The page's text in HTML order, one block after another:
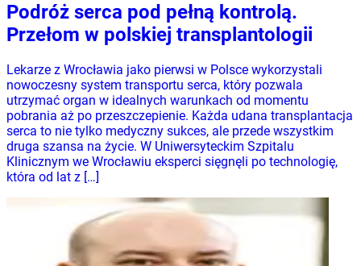
Podróż serca pod pełną kontrolą.
Przełom w polskiej transplantologii
Lekarze z Wrocławia jako pierwsi w Polsce wykorzystali
nowoczesny system transportu serca, który pozwala
utrzymać organ w idealnych warunkach od momentu
pobrania aż po przeszczepienie. Każda udana transplantacja
serca to nie tylko medyczny sukces, ale przede wszystkim
druga szansa na życie. W Uniwersyteckim Szpitalu
Klinicznym we Wrocławiu eksperci sięgnęli po technologię,
która od lat z […]